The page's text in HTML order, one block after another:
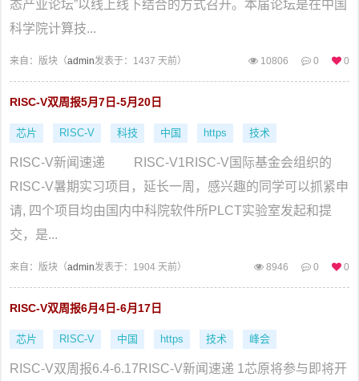
态产业论坛”以线上线下结合的方式召开。本届论坛是在中国
科学院计算技...
来自： 版块（admin发表于：1437 天前） 10806 0 0
RISC-V双周报5月7日-5月20日
芯片 RISC-V 科技 中国 https 技术
RISC-V新闻速递 RISC-V1RISC-V国际基金会组织的
RISC-V暑期实习项目，延长一周，感兴趣的同学可以抓紧申
请, 四个项目均由国内中科院软件所PLCT实验室发起和提
交，是...
来自： 版块（admin发表于：1904 天前） 8946 0 0
RISC-V双周报6月4日-6月17日
芯片 RISC-V 中国 https 技术 峰会
RISC-V双周报6.4-6.17RISC-V新闻速递 1芯原将参与即将开